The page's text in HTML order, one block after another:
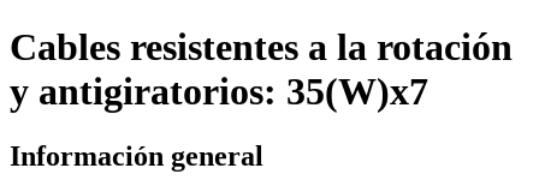
Cables resistentes a la rotación
y antigiratorios: 35(W)x7
Información general